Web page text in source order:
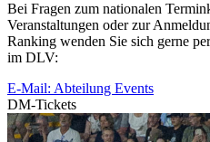
Bei Fragen zum nationalen
Veranstaltungen oder zur
Ranking wenden Sie sich gerne
im DLV:
E-Mail: Abteilung Events
DM-Tickets